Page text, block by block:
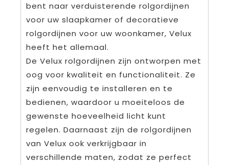
bent naar verduisterende rolgordijnen
voor uw slaapkamer of decoratieve
rolgordijnen voor uw woonkamer, Velux
heeft het allemaal.
De Velux rolgordijnen zijn ontworpen met
oog voor kwaliteit en functionaliteit. Ze
zijn eenvoudig te installeren en te
bedienen, waardoor u moeiteloos de
gewenste hoeveelheid licht kunt
regelen. Daarnaast zijn de rolgordijnen
van Velux ook verkrijgbaar in
verschillende maten, zodat ze perfect